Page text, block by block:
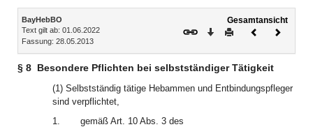
Inhalt
BayHebBO
Text gilt ab: 01.06.2022
Fassung: 28.05.2013
Gesamtansicht
Download
DruckenVorheriges
§ 8 Besondere Pflichten bei selbstständiger Tätigkeit
(1) Selbstständig tätige Hebammen und Entbindungspfleger
sind verpflichtet,
1.
gemäß Art. 10 Abs. 3 des